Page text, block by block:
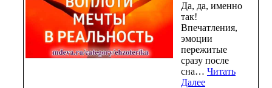
Да, да, именно
так!
Впечатления,
эмоции
пережитые
сразу после
сна… Читать
Далее